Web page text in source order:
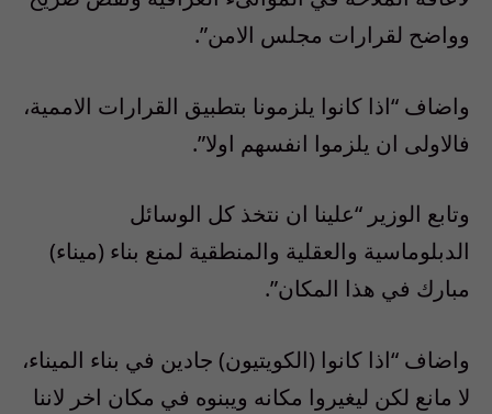
وواضح لقرارات مجلس الامن”.
واضاف “اذا كانوا يلزمونا بتطبيق القرارات الاممية،
فالاولى ان يلزموا انفسهم اولا”.
وتابع الوزير “علينا ان نتخذ كل الوسائل
الدبلوماسية والعقلية والمنطقية لمنع بناء (ميناء)
مبارك في هذا المكان”.
واضاف “اذا كانوا (الكويتيون) جادين في بناء الميناء،
لا مانع لكن ليغيروا مكانه ويبنوه في مكان اخر لاننا